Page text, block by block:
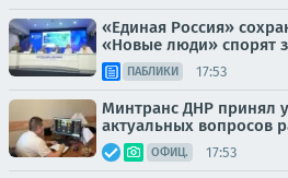
«Единая Россия»
«Новые люди» спорят
ПАБЛИКИ 17:53
Минтранс ДНР принял
актуальных вопросов
ОФИЦ. 17:53